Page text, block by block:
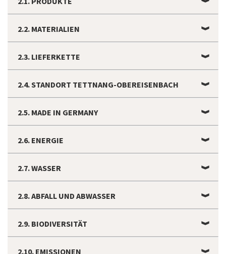
2.2. MATERIALIEN
2.3. LIEFERKETTE
2.4. STANDORT TETTNANG-OBEREISENBACH
2.5. MADE IN GERMANY
2.6. ENERGIE
2.7. WASSER
2.8. ABFALL UND ABWASSER
2.9. BIODIVERSITÄT
2.10. EMISSIONEN